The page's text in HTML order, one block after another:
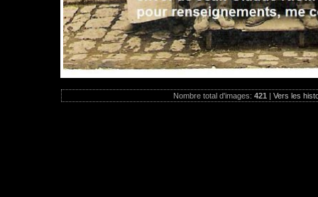
Nombre total d'images: 421 | Vers les